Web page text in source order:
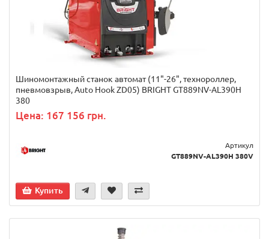
Шиномонтажный станок автомат (11"-26", технороллер,
пневмовзрыв, Auto Hook ZD05) BRIGHT GT889NV-AL390H
380
Цена: 167 156 грн.
Артикул
GT889NV-AL390H 380V
Купить